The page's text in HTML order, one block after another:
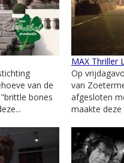
van de
bones
MAX Thriller
Op
van
afgesloten
maakte deze